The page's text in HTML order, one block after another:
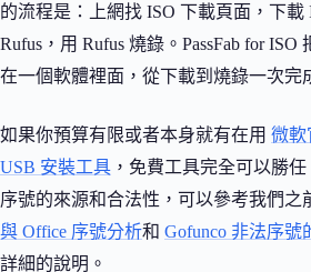
的流程是：上網找 ISO 下載頁面，下載
Rufus，用 Rufus 燒錄。PassFab for ISO
在一個軟體裡面，從下載到燒錄一次完
如果你預算有限或者本身就有在用 微軟
USB 安裝工具 ，免費工具完全可以勝
序號的來源和合法性，可以參考我們之
與 Office 序號分析和 Gofunco 非法序號
詳細的說明。